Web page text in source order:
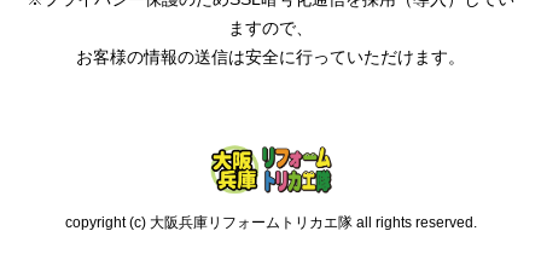
ますので、
お客様の情報の送信は安全に行っていただけます。
copyright (c) 大阪兵庫リフォームトリカエ隊 all rights reserved.